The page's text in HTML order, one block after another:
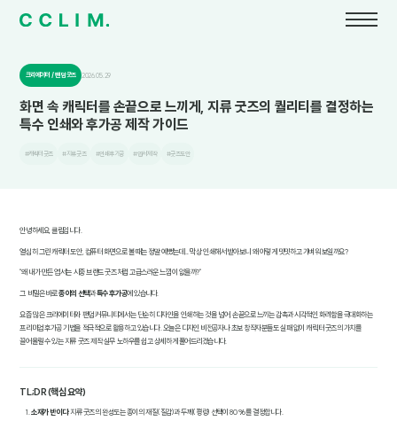
크리에이터 / 팬덤 굿즈 2026.05.29
화면 속 캐릭터를 손끝으로 느끼게, 지류 굿즈의 퀄리티를 결정하는
특수 인쇄와 후가공 제작 가이드
#캐릭터굿즈 #지류굿즈 #인쇄후가공 #엽서제작 #굿즈도안
안녕하세요, 클림입니다.
열심히 그린 캐릭터 도안, 컴퓨터 화면으로 볼 때는 정말 예뻤는데... 막상 인쇄해서 받아보니 왜 이렇게 밋밋하고 가벼워 보일까요?
"왜 내가 만든 엽서는 시중 브랜드 굿즈처럼 고급스러운 느낌이 없을까?"
그 비밀은 바로종이의 선택과특수 후가공에 있습니다.
요즘 많은 크리에이터와 팬덤 커뮤니티에서는 단순히 디자인을 인쇄하는 것을 넘어, 손끝으로 느끼는 감촉과 시각적인 화려함을 극대화하는
프리미엄 후가공 기법을 적극적으로 활용하고 있습니다. 오늘은 디자인 비전공자나 초보 창작자분들도 실패 없이 캐릭터 굿즈의 가치를
끌어올릴 수 있는 지류 굿즈 제작 실무 노하우를 쉽고 상세하게 풀어드리겠습니다.
TL;DR (핵심 요약)
소재가 반이다: 지류 굿즈의 완성도는 종이의 재질(질감)과 두께(평량) 선택이 80%를 결정합니다.